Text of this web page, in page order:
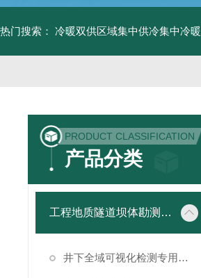
热门搜索： 冷暖双供区域集中供冷集中冷
PRODUCT CLASSIFICATION
产品分类
工程地质隧道坝体勘测仪器
井下全域可视化检测专用成像设备